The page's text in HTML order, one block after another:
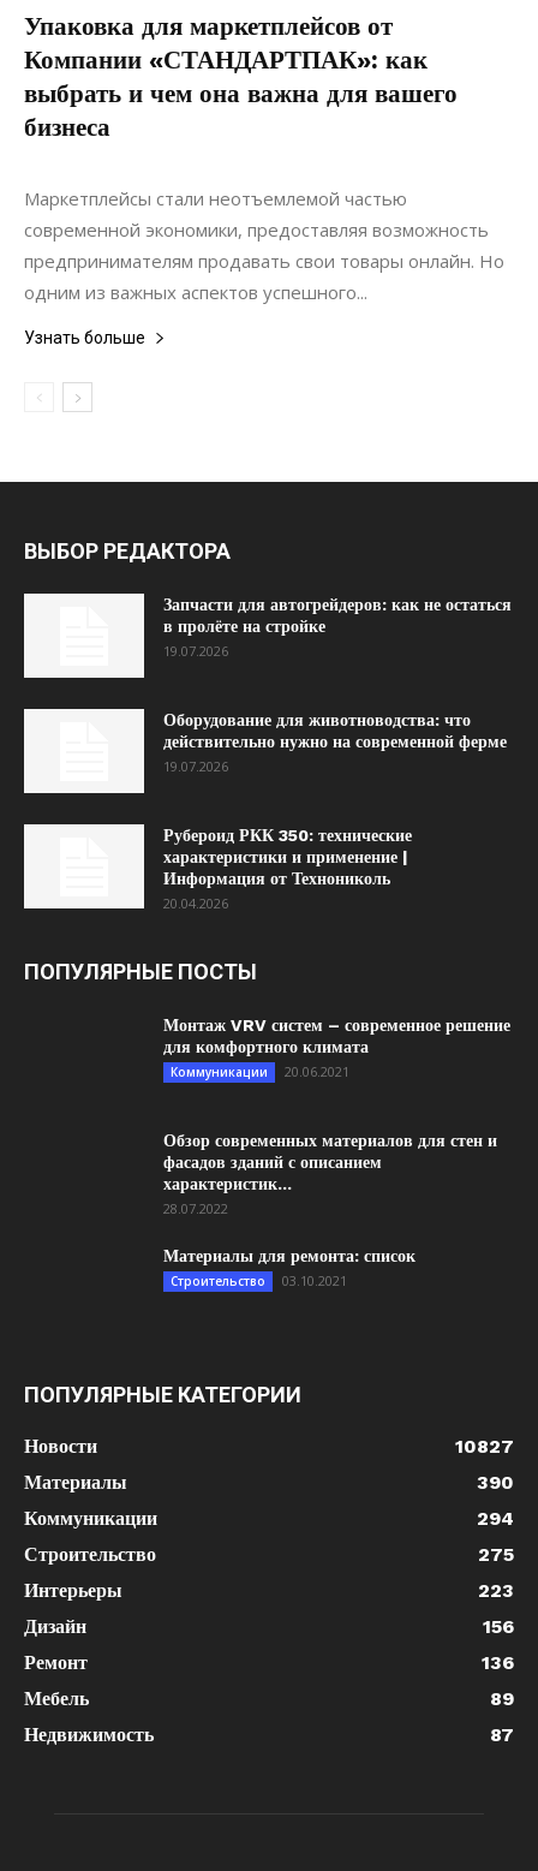
Упаковка для маркетплейсов от
Компании «СТАНДАРТПАК»: как
выбрать и чем она важна для вашего
бизнеса
22.06.2022
Маркетплейсы стали неотъемлемой частью
современной экономики, предоставляя возможность
предпринимателям продавать свои товары онлайн. Но
одним из важных аспектов успешного...
Узнать больше
ВЫБОР РЕДАКТОРА
Запчасти для автогрейдеров: как не остаться
в пролёте на стройке
19.07.2026
Оборудование для животноводства: что
действительно нужно на современной ферме
19.07.2026
Рубероид РКК 350: технические
характеристики и применение |
Информация от Технониколь
20.04.2026
ПОПУЛЯРНЫЕ ПОСТЫ
Монтаж VRV систем – современное решение
для комфортного климата
Коммуникации 20.06.2021
Обзор современных материалов для стен и
фасадов зданий с описанием
характеристик...
28.07.2022
Материалы для ремонта: список
Строительство 03.10.2021
ПОПУЛЯРНЫЕ КАТЕГОРИИ
Новости
10827
Материалы
390
Коммуникации
294
Строительство
275
Интерьеры
223
Дизайн
156
Ремонт
136
Мебель
89
Недвижимость
87